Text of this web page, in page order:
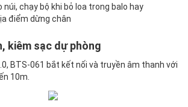
núi, chạy bộ khi bỏ loa trong balo hay
điểm dừng chân
kiêm sạc dự phòng
BTS-061 bắt kết nối và truyền âm thanh với
10m.